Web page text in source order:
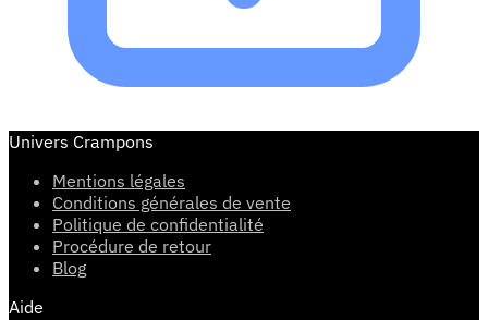
Univers Crampons
Mentions légales
Conditions générales de vente
Politique de confidentialité
Procédure de retour
Blog
Aide